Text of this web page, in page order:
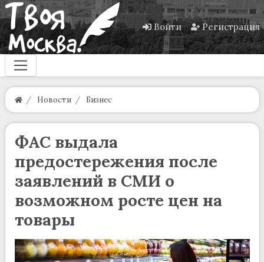
Войти Регистрация
Новости Бизнес
ФАС выдала
предостережения после
заявлений в СМИ о
возможном росте цен на
товары